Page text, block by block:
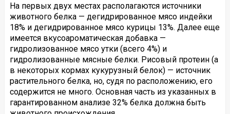
На первых двух местах располагаются источники
животного белка — дегидрированное мясо индейки
18% и дегидрированное мясо курицы 13%. Далее еще
имеется вкусоароматическая добавка —
гидролизованное мясо утки (всего 4%) и
гидролизованные мясные белки. Рисовый протеин (а
в некоторых кормах кукурузный белок) — источник
растительного белка, но, судя по расположению, его
содержится не много. Основная часть из указанных в
гарантированном анализе 32% белка должна быть